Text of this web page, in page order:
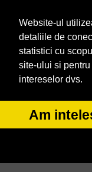
Website-ul
detaliile de
statistici cu
site-ului si
intereselor dvs.
Am
FirmaDeratizare.ro
Service-
Servicii-DDD.com
ServiciiAlpinism.ro
© 2014-2026
ANPC SOL